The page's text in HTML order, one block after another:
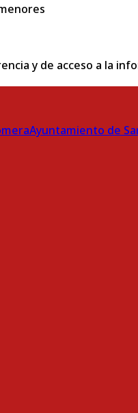
y de acceso a la
Ayuntamiento de